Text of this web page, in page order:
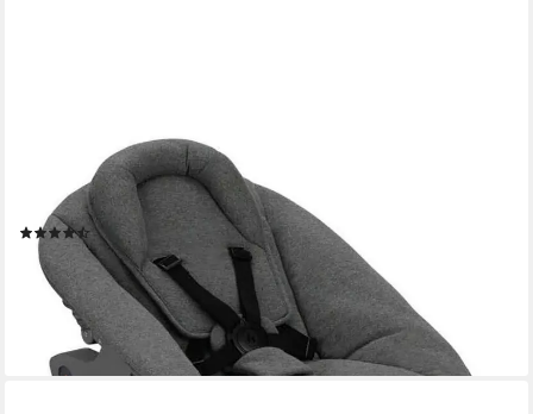
Hochstuhl Alpha Newborn Set Plus, Dark Grey, mit Newborn
Aufsatz
(13)
ab 163,93 € UVP 199,90 €
-18%
lieferbar - in 2-4 Werktagen bei dir